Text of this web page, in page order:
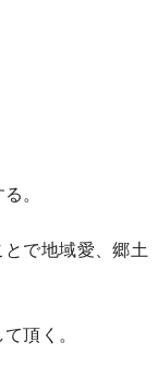
。
で地域愛、郷土
頂く。